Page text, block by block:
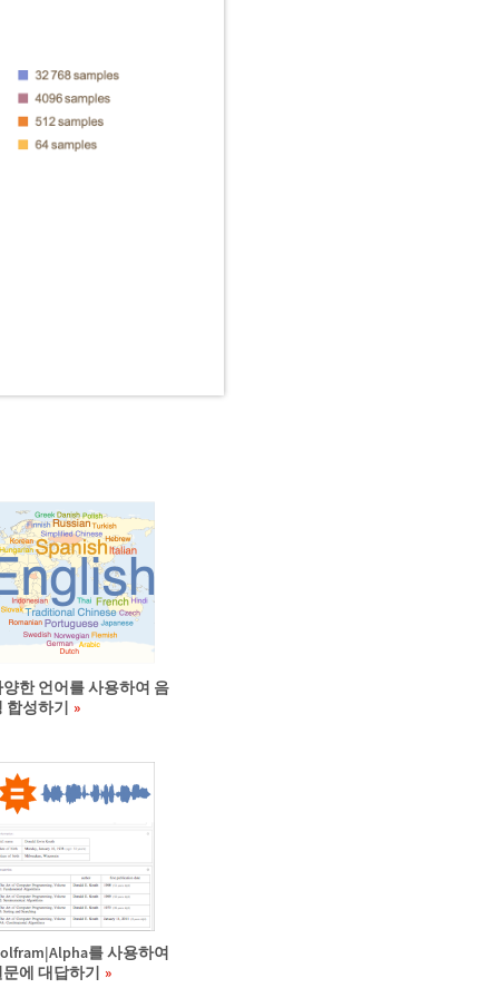
한 언어를 사용하여 음
합성하기
를 사용하여
에 대답하기